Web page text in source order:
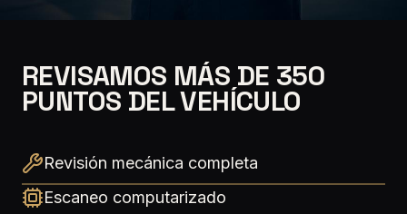
REVISAMOS MÁS DE 350
PUNTOS DEL VEHÍCULO
Revisión mecánica completa
Escaneo computarizado